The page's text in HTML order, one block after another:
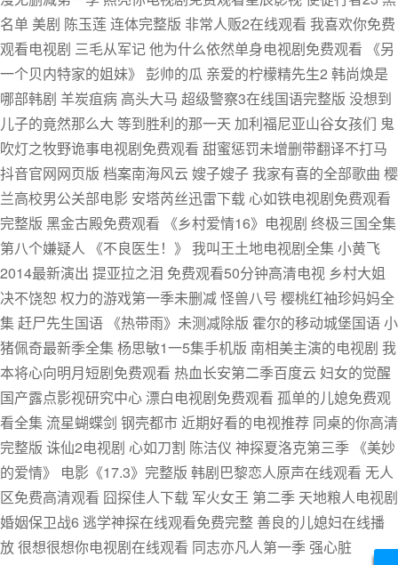
名单 美剧 陈玉莲 连体完整版 非常人贩2在线观看 我喜欢你免费
观看电视剧 三毛从军记 他为什么依然单身电视剧免费观看 《另
一个贝内特家的姐妹》 彭帅的瓜 亲爱的柠檬精先生2 韩尚焕是
哪部韩剧 羊炭疽病 高头大马 超级警察3在线国语完整版 没想到
儿子的竟然那么大 等到胜利的那一天 加利福尼亚山谷女孩们 鬼
吹灯之牧野诡事电视剧免费观看 甜蜜惩罚未增删带翻译不打马
抖音官网网页版 档案南海风云 嫂子嫂子 我家有喜的全部歌曲 樱
兰高校男公关部电影 安塔芮丝迅雷下载 心如铁电视剧免费观看
完整版 黑金古殿免费观看 《乡村爱情16》电视剧 终极三国全集
第八个嫌疑人 《不良医生！》 我叫王土地电视剧全集 小黄飞
2014最新演出 提亚拉之泪 免费观看50分钟高清电视 乡村大姐
决不饶恕 权力的游戏第一季未删减 怪兽八号 樱桃红袖珍妈妈全
集 赶尸先生国语 《热带雨》未测减除版 霍尔的移动城堡国语 小
猪佩奇最新季全集 杨思敏1一5集手机版 南相美主演的电视剧 我
本将心向明月短剧免费观看 热血长安第二季百度云 妇女的觉醒
国产露点影视研究中心 漂白电视剧免费观看 孤单的儿媳免费观
看全集 流星蝴蝶剑 钢壳都市 近期好看的电视推荐 同桌的你高清
完整版 诛仙2电视剧 心如刀割 陈洁仪 神探夏洛克第三季 《美妙
的爱情》 电影《17.3》完整版 韩剧巴黎恋人原声在线观看 无人
区免费高清观看 囧探佳人下载 军火女王 第二季 天地粮人电视剧
婚姻保卫战6 逃学神探在线观看免费完整 善良的儿媳妇在线播
放 很想很想你电视剧在线观看 同志亦凡人第一季 强心脏